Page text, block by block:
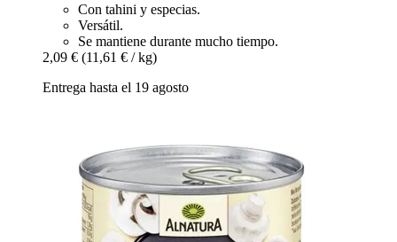
Con tahini y especias.
Versátil.
Se mantiene durante mucho tiempo.
2,09 € (11,61 € / kg)
Entrega hasta el 19 agosto